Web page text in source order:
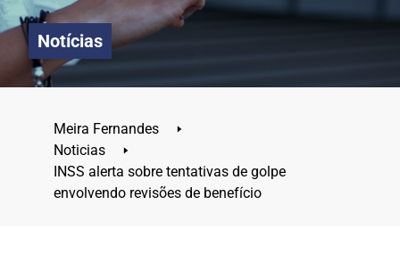
Notícias
Meira Fernandes
🢒
Noticias
🢒
INSS alerta sobre tentativas de golpe
envolvendo revisões de benefício